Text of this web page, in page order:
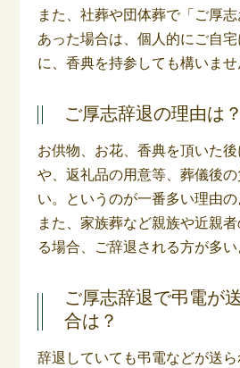
また、社葬や団体葬で「ご厚
あった場合は、個人的にご自
に、香典を持参しても構いませ
ご厚志辞退の理由は？
お供物、お花、香典を頂いた
や、返礼品の用意等、葬儀後
い。というのが一番多い理由の
また、家族葬など親族や近親
る場合、ご辞退される方が多い
ご厚志辞退で弔電が
合は？
辞退していても弔電などが送ら